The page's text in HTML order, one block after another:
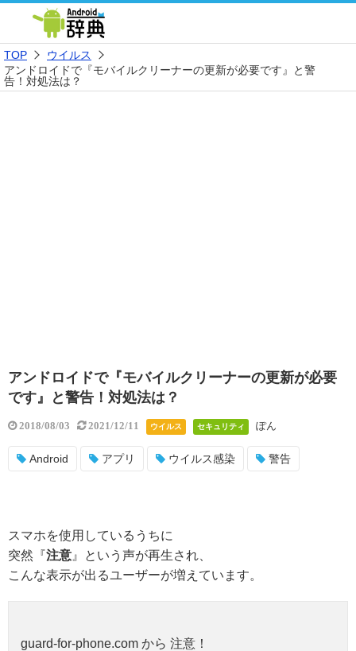
TOP
ウイルス
アンドロイドで『モバイルクリーナーの更新が必要です』と警
告！対処法は？
アンドロイドで『モバイルクリーナーの更新が必要
です』と警告！対処法は？
2018/08/03 2021/12/11 ウイルス セキュリティ ぽん
Android アプリ ウイルス感染 警告
スマホを使用しているうちに
突然『注意 』という声が再生され、
こんな表示が出るユーザーが増えています。
guard-for-phone.com から 注意！